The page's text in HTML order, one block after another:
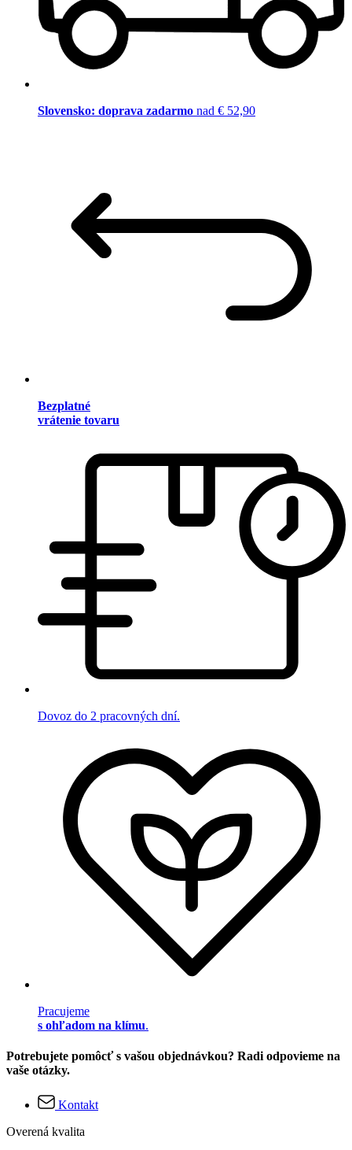
Slovensko: doprava zadarmo nad € 52,90
Bezplatné
vrátenie tovaru
Dovoz do 2 pracovných dní.
Pracujeme
s ohľadom na klímu.
Potrebujete pomôcť s vašou objednávkou? Radi odpovieme na
vaše otázky.
Kontakt
Overená kvalita